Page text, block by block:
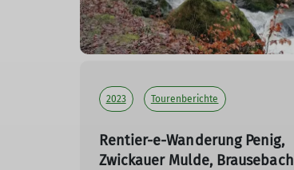
2023 Tourenberichte
Rentier-e-Wanderung Penig,
Zwickauer Mulde, Brausebach